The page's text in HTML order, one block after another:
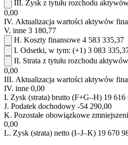
III. Zysk z tytułu rozchodu
0,00
IV. Aktualizacja wartości aktywów
V. inne 3 180,77
H. Koszty finansowe 4 583 335,37
I. Odsetki, w tym: (+1) 3 083
II. Strata z tytułu rozchodu
0,00
III. Aktualizacja wartości aktywów
IV. inne 0,00
I. Zysk (strata) brutto (F+G–H) 19 616
J. Podatek dochodowy -54 290,00
K. Pozostałe obowiązkowe
0,00
L. Zysk (strata) netto (I–J–K) 19 670